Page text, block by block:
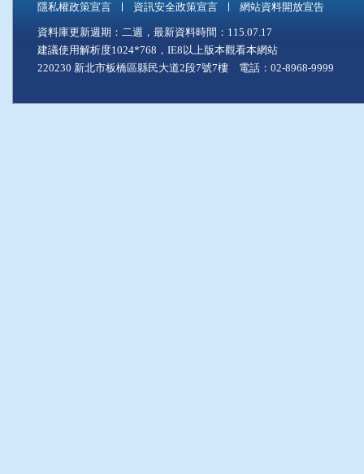
隱私權政策宣言 資訊安全政策宣言 網站資料開放宣告
資料庫更新週期：二週，最新資料時間：115.07.17
建議使用解析度1024*768，IE8以上版本觀看本網站
220230 新北市板橋區縣民大道2段7號7樓 電話：02-8968-9999